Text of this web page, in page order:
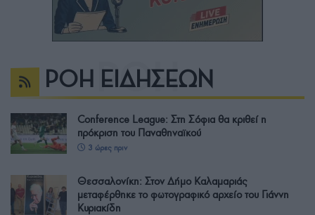
ΡΟΗ ΕΙΔΗΣΕΩΝ
Conference League: Στη Σόφια θα κριθεί η
πρόκριση του Παναθηναϊκού
3 ώρες πριν
Θεσσαλονίκη: Στον Δήμο Καλαμαριάς
μεταφέρθηκε το φωτογραφικό αρχείο του Γιάννη
Κυριακίδη